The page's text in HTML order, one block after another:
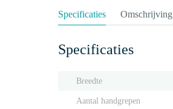
Specificaties Omschrijving
Specificaties
Breedte
Aantal handgrepen